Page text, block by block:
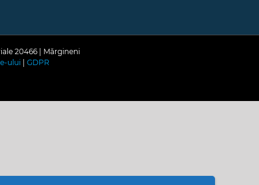
20466 | Mărgineni
ului
GDPR